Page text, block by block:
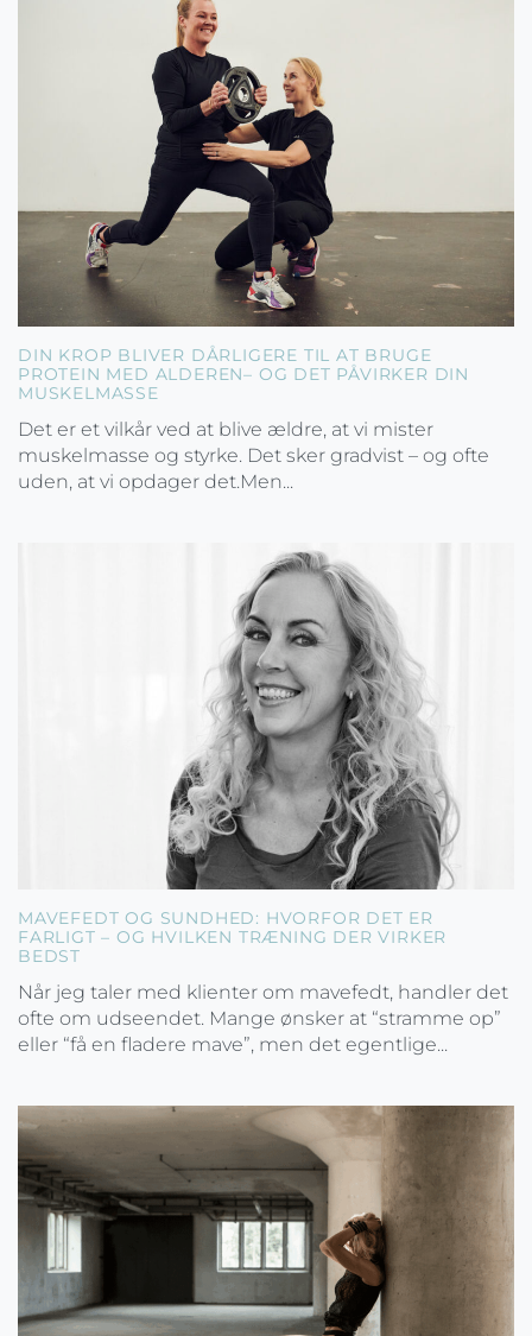
DIN KROP BLIVER DÅRLIGERE TIL AT BRUGE
PROTEIN MED ALDEREN– OG DET PÅVIRKER DIN
MUSKELMASSE
Det er et vilkår ved at blive ældre, at vi mister
muskelmasse og styrke. Det sker gradvist – og ofte
uden, at vi opdager det.Men...
MAVEFEDT OG SUNDHED: HVORFOR DET ER
FARLIGT – OG HVILKEN TRÆNING DER VIRKER
BEDST
Når jeg taler med klienter om mavefedt, handler det
ofte om udseendet. Mange ønsker at “stramme op”
eller “få en fladere mave”, men det egentlige...